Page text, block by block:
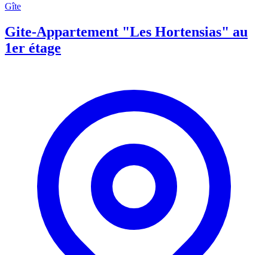
Gîte
Gite-Appartement "Les Hortensias" au
1er étage